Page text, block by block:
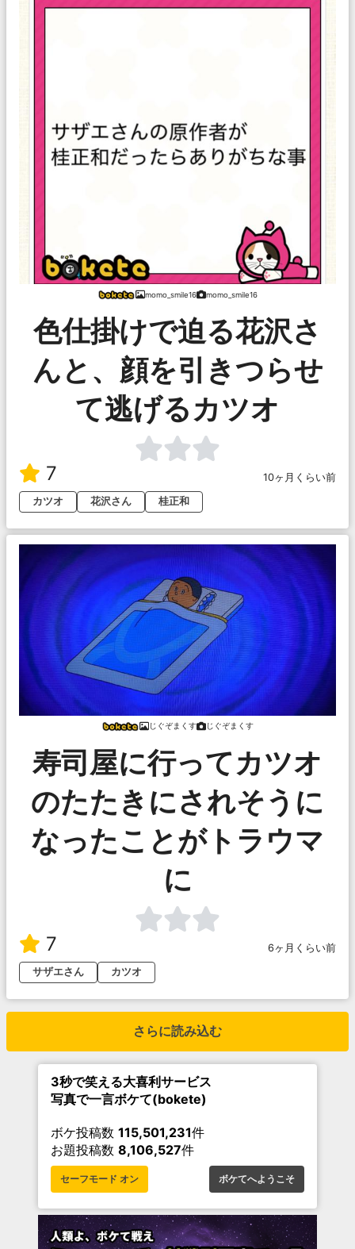
momo_smile16 momo_smile16
色仕掛けで迫る花沢さ
んと、顔を引きつらせ
て逃げるカツオ
7
10ヶ月くらい前
カツオ
花沢さん 桂正和
じぐぞまくす じぐぞまくす
寿司屋に行ってカツオ
のたたきにされそうに
なったことがトラウマ
に
7
6ヶ月くらい前
サザエさん
カツオ
さらに読み込む
3秒で笑える大喜利サービス
写真で一言ボケて(bokete)
ボケ投稿数 115,501,231件
お題投稿数 8,106,527件
セーフモード オン ボケてへようこそ